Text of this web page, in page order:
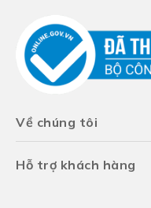
Về chúng tôi
Hỗ trợ khách hàng